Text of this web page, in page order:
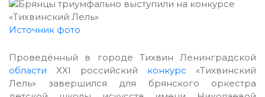
Источник фото
Проведённый в городе Тихвин Ленинградской
области XXI российский конкурс «Тихвинский
Лель» завершился для брянского оркестра